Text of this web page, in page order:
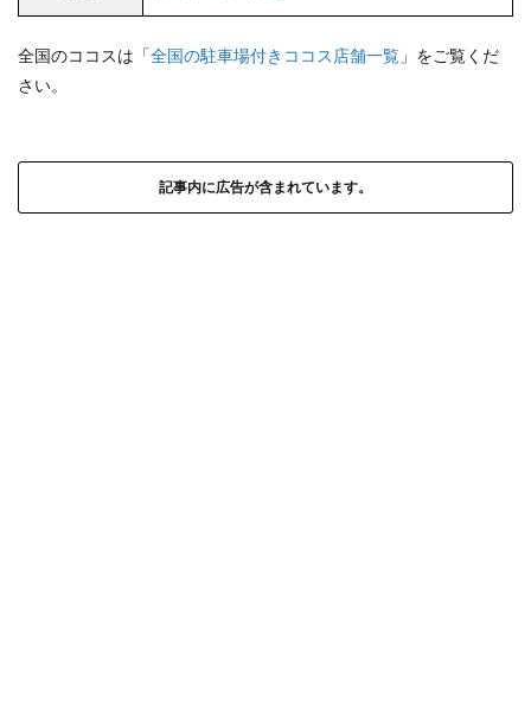
全国のココスは「全国の駐車場付きココス店舗一覧 」をご覧くだ
さい。
記事内に広告が含まれています。